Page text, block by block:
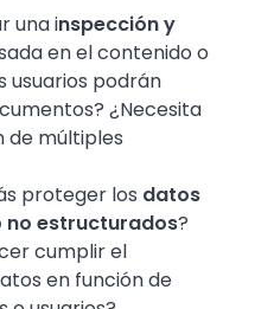
una inspección y
en el contenido o
usuarios podrán
¿Necesita
de múltiples
proteger los datos
estructurados?
cumplir el
en función de